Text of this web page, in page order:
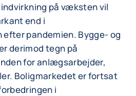
på væksten vil
end i
pandemien. Bygge- og
derimod tegn på
for anlægsarbejder,
Boligmarkedet er fortsat
i